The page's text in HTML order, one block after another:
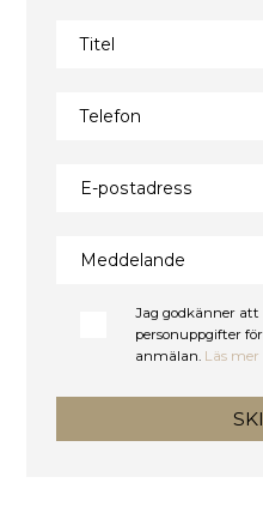
Titel
Telefon
E-postadress
Meddelande
Jag godkänner
personuppgifter
anmälan. Läs mer